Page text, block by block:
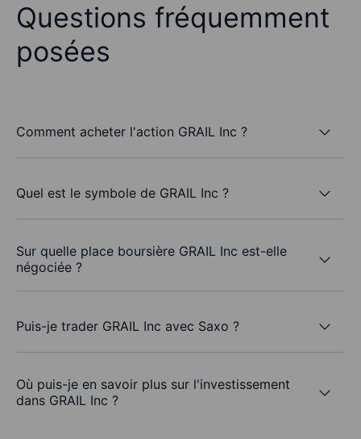
Questions fréquemment
posées
Comment acheter l'action GRAIL Inc ?
Quel est le symbole de GRAIL Inc ?
Sur quelle place boursière GRAIL Inc est-elle
négociée ?
Puis-je trader GRAIL Inc avec Saxo ?
Où puis-je en savoir plus sur l'investissement
dans GRAIL Inc ?